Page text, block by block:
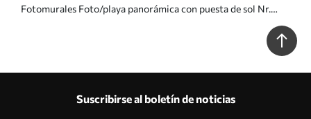
Fotomurales Foto/playa panorámica con puesta de sol Nr.
Suscribirse al boletín de noticias